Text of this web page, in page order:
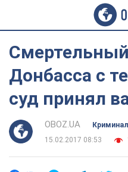
Донбасса с
суд принял
OBOZ.UA
15.02.2017 08:53